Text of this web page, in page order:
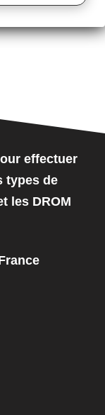
effectuer
types de
les DROM